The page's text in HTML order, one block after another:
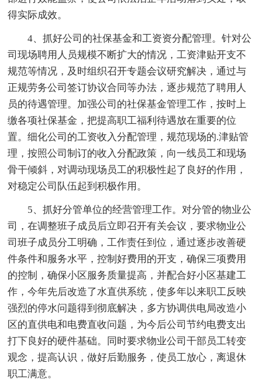
得实际成效。
4、抓好公司的社保基金和工资资分配管理。针对公
司现场聘用人员规模不断扩大的情况，工资津贴开支不
规范等情况，及时组织召开专题会议研究解决，通过与
正规劳务公司签订协议合同等办法，逐步规范了聘用人
员的待遇管理。加强公司的社保基金管理工作，按时上
缴各项社保基金，把提高职工福利待遇放在重要的位
置。细化公司的工资收入分配管理，规范现场的.津贴管
理，按照公司制订的收入分配政策，向一线员工和现场
骨干倾斜，对调动现场员工的积极性起了良好的作用，
对稳定公司队伍起到积极作用。
5、抓好分管单位的经营管理工作。对分管的物业公
司，在调整班子成员后立即召开有关会议，要求物业公
司班子成员分工明确，工作责任到位，通过逐步改善硬
件条件和服务水平，控制好费用的开支，确保三项费用
的控制，确保小区服务质量提高，并配合好小区基建工
作，今年先后改造了水直供系统，使多年以来职工反映
强烈的停水问题得到彻底解决，多方协调供电局改造小
区的直供电和电费直收问题，为今后公司节约电费支出
打下良好的硬件基础。同时要求物业公司干部员工转变
观念，提高认识，做好后勤服务，使员工放心，离退休
职工满意。